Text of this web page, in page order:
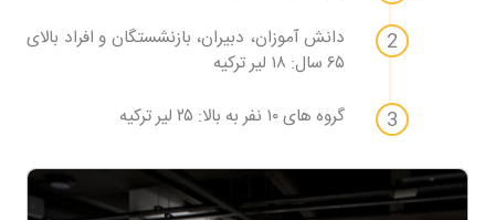
دانش آموزان، دبیران، بازنشستگان و افراد بالای
۶۵ سال: ۱۸ لیر ترکیه
گروه های ۱۰ نفر به بالا: ۲۵ لیر ترکیه